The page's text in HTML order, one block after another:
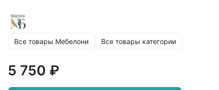
Все товары Мебелони Все товары категории
5 750 ₽